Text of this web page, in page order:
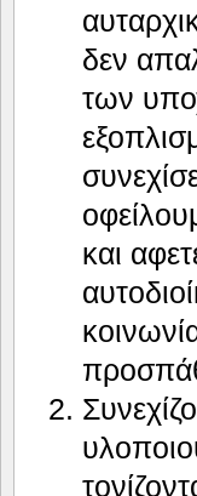
δεν
των
και